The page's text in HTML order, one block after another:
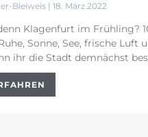
Bleiweis 18. März 2022
Klagenfurt im Frühling?
Sonne, See, frische
ihr die Stadt demnächst